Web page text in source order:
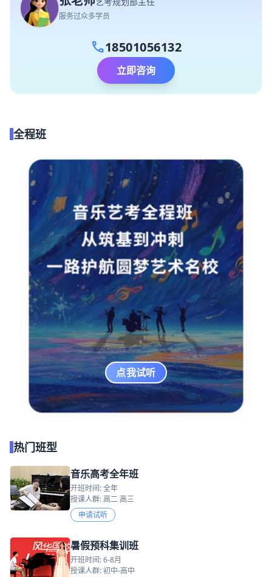
服务过众多学员
call18501056132
立即咨询
全程班
点我试听
热门班型
音乐高考全年班
开班时间: 全年
授课人群: 高二 高三
申请试听
暑假预科集训班
开班时间: 6-8月
授课人群: 初中-高中